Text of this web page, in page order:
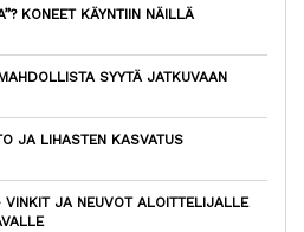
KONEET KÄYNTIIN NÄILLÄ
SYYTÄ JATKUVAAN
JA LIHASTEN KASVATUS
VINKIT JA NEUVOT ALOITTELIJALLE